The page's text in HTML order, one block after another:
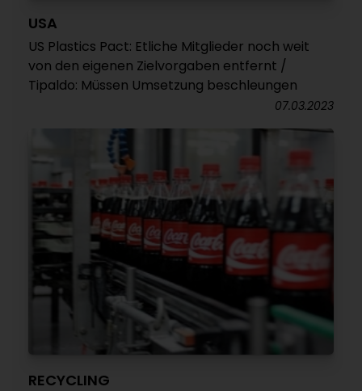
USA
US Plastics Pact: Etliche Mitglieder noch weit
von den eigenen Zielvorgaben entfernt /
Tipaldo: Müssen Umsetzung beschleungen
07.03.2023
RECYCLING